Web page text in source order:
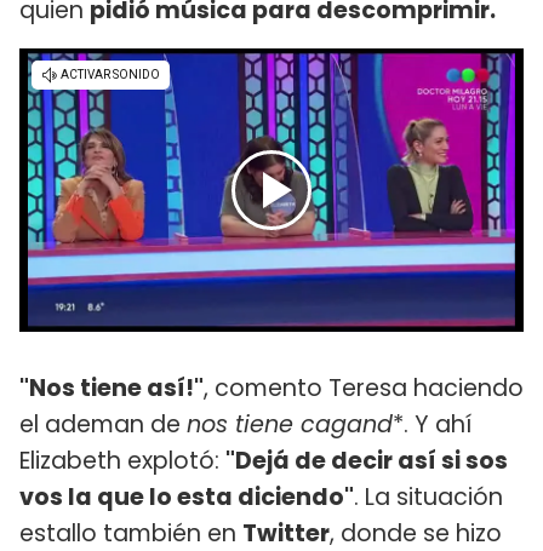
quien pidió música para descomprimir.
"Nos tiene así!", comento Teresa haciendo
el ademan de nos tiene cagand*. Y ahí
Elizabeth explotó: "Dejá de decir así si sos
vos la que lo esta diciendo". La situación
estallo también en Twitter, donde se hizo